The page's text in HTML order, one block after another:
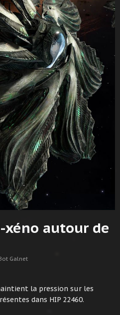
autour de
Galnet
la pression sur les
dans HIP 22460.